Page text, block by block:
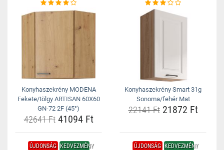
Konyhaszekrény MODENA
Fekete/tölgy ARTISAN 60X60
GN-72 2F (45°)
42641 Ft41094 Ft
Konyhaszekrény Smart 31g
Sonoma/fehér Mat
22141 Ft21872 Ft
ÚJDONSÁG KEDVEZMÉNY ÚJDONSÁG KEDVEZMÉNY